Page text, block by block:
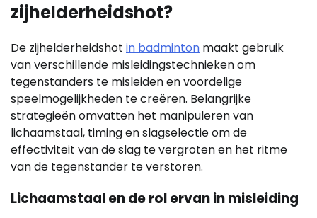
zijhelderheidshot?
De zijhelderheidshot in badminton maakt gebruik
van verschillende misleidingstechnieken om
tegenstanders te misleiden en voordelige
speelmogelijkheden te creëren. Belangrijke
strategieën omvatten het manipuleren van
lichaamstaal, timing en slagselectie om de
effectiviteit van de slag te vergroten en het ritme
van de tegenstander te verstoren.
Lichaamstaal en de rol ervan in misleiding